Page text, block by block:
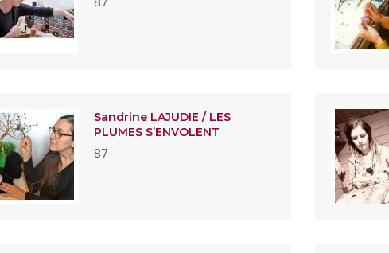
Sandrine LAJUDIE / LES
PLUMES S’ENVOLENT
87